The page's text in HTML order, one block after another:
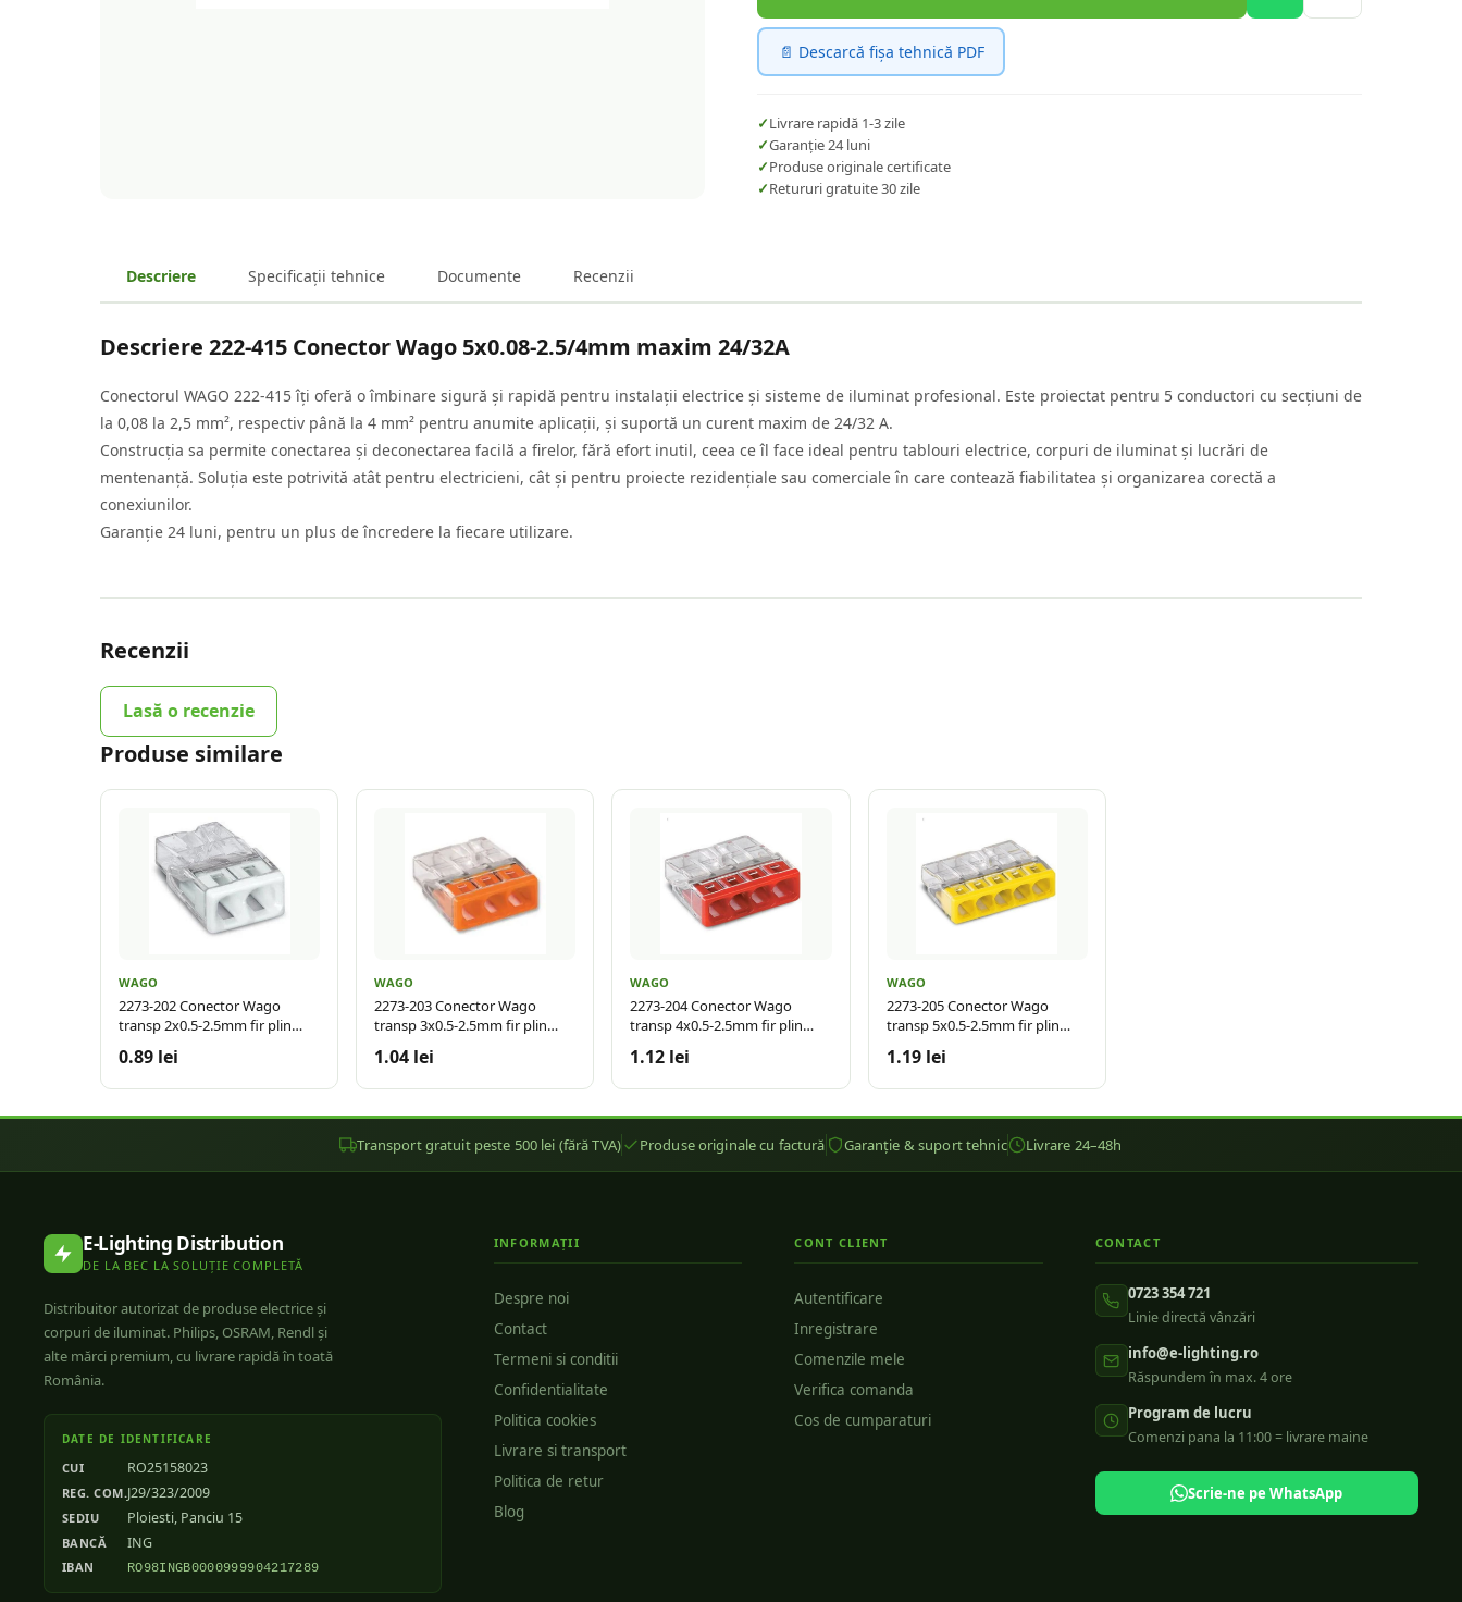
📄 Descarcă fișa tehnică PDF
✓Livrare rapidă 1-3 zile
✓Garanție 24 luni
✓Produse originale certificate
✓Retururi gratuite 30 zile
Descriere Specificații tehnice Documente Recenzii
Descriere 222-415 Conector Wago 5x0.08-2.5/4mm maxim 24/32A
Conectorul WAGO 222-415 îți oferă o îmbinare sigură și rapidă pentru instalații electrice și sisteme de iluminat profesional. Este proiectat pentru 5 conductori cu secțiuni de
la 0,08 la 2,5 mm², respectiv până la 4 mm² pentru anumite aplicații, și suportă un curent maxim de 24/32 A.
Construcția sa permite conectarea și deconectarea facilă a firelor, fără efort inutil, ceea ce îl face ideal pentru tablouri electrice, corpuri de iluminat și lucrări de
mentenanță. Soluția este potrivită atât pentru electricieni, cât și pentru proiecte rezidențiale sau comerciale în care contează fiabilitatea și organizarea corectă a
conexiunilor.
Garanție 24 luni, pentru un plus de încredere la fiecare utilizare.
Recenzii
Lasă o recenzie
Produse similare
WAGO
2273-202 Conector Wago
transp 2x0.5-2.5mm fir plin
0.89 lei
WAGO
2273-203 Conector Wago
transp 3x0.5-2.5mm fir plin
1.04 lei
WAGO
2273-204 Conector Wago
transp 4x0.5-2.5mm fir plin
1.12 lei
WAGO
2273-205 Conector Wago
transp 5x0.5-2.5mm fir plin
1.19 lei
Transport gratuit peste 500 lei (fără TVA) Produse originale cu factură Garanție & suport tehnic Livrare 24–48h
E-Lighting Distribution
DE LA BEC LA SOLUȚIE COMPLETĂ
Distribuitor autorizat de produse electrice și
corpuri de iluminat. Philips, OSRAM, Rendl și
alte mărci premium, cu livrare rapidă în toată
România.
DATE DE IDENTIFICARE
CUI RO25158023
REG. COM.J29/323/2009
SEDIU Ploiesti, Panciu 15
BANCĂ ING
IBAN RO98INGB0000999904217289
INFORMAȚII
Despre noi
Contact
Termeni si conditii
Confidentialitate
Politica cookies
Livrare si transport
Politica de retur
Blog
CONT CLIENT
Autentificare
Inregistrare
Comenzile mele
Verifica comanda
Cos de cumparaturi
CONTACT
0723 354 721
Linie directă vânzări
info@e-lighting.ro
Răspundem în max. 4 ore
Program de lucru
Comenzi pana la 11:00 = livrare maine
Scrie-ne pe WhatsApp